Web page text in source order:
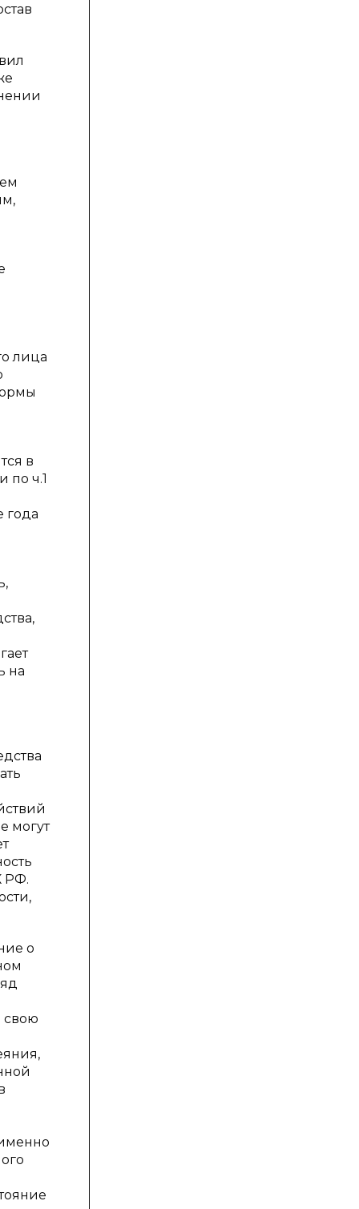
лица
в
по ч.1
года
на
могут
РФ.
о
свою